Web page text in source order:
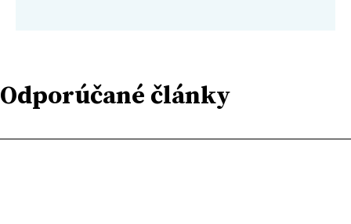
Odporúčané články